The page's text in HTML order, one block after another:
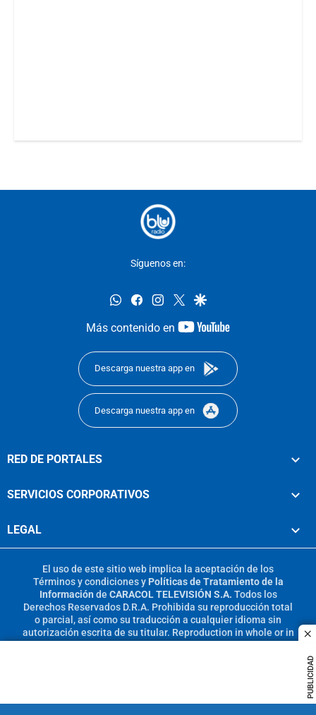
PUBLICIDAD
Síguenos en:
whatsappfacebookinstagram
twittergoogle
Más contenido en
youtube-
Descarga nuestra app en
Descarga nuestra app en
RED DE PORTALES
SERVICIOS CORPORATIVOS
LEGAL
El uso de este sitio web implica la aceptación de los
Términos y condicionesy Políticas de Tratamiento de la
Información de CARACOL TELEVISIÓN S.A. Todos los
Derechos Reservados D.R.A. Prohibida su reproducción total
o parcial, así como su traducción a cualquier idioma sin
autorización escrita de su titular. Reproduction in whole or in